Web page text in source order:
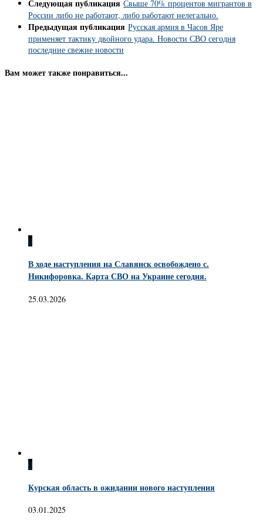
Следующая публикация Свыше 70% процентов мигрантов в
России либо не работают, либо работают нелегально.
Предыдущая публикация Русская армия в Часов Яре
применяет тактику двойного удара. Новости СВО сегодня
последние свежие новости
Вам может также понравиться...
0
В ходе наступления на Славянск освобождено с.
Никифоровка. Карта СВО на Украине сегодня.
25.03.2026
0
Курская область в ожидании нового наступления
03.01.2025